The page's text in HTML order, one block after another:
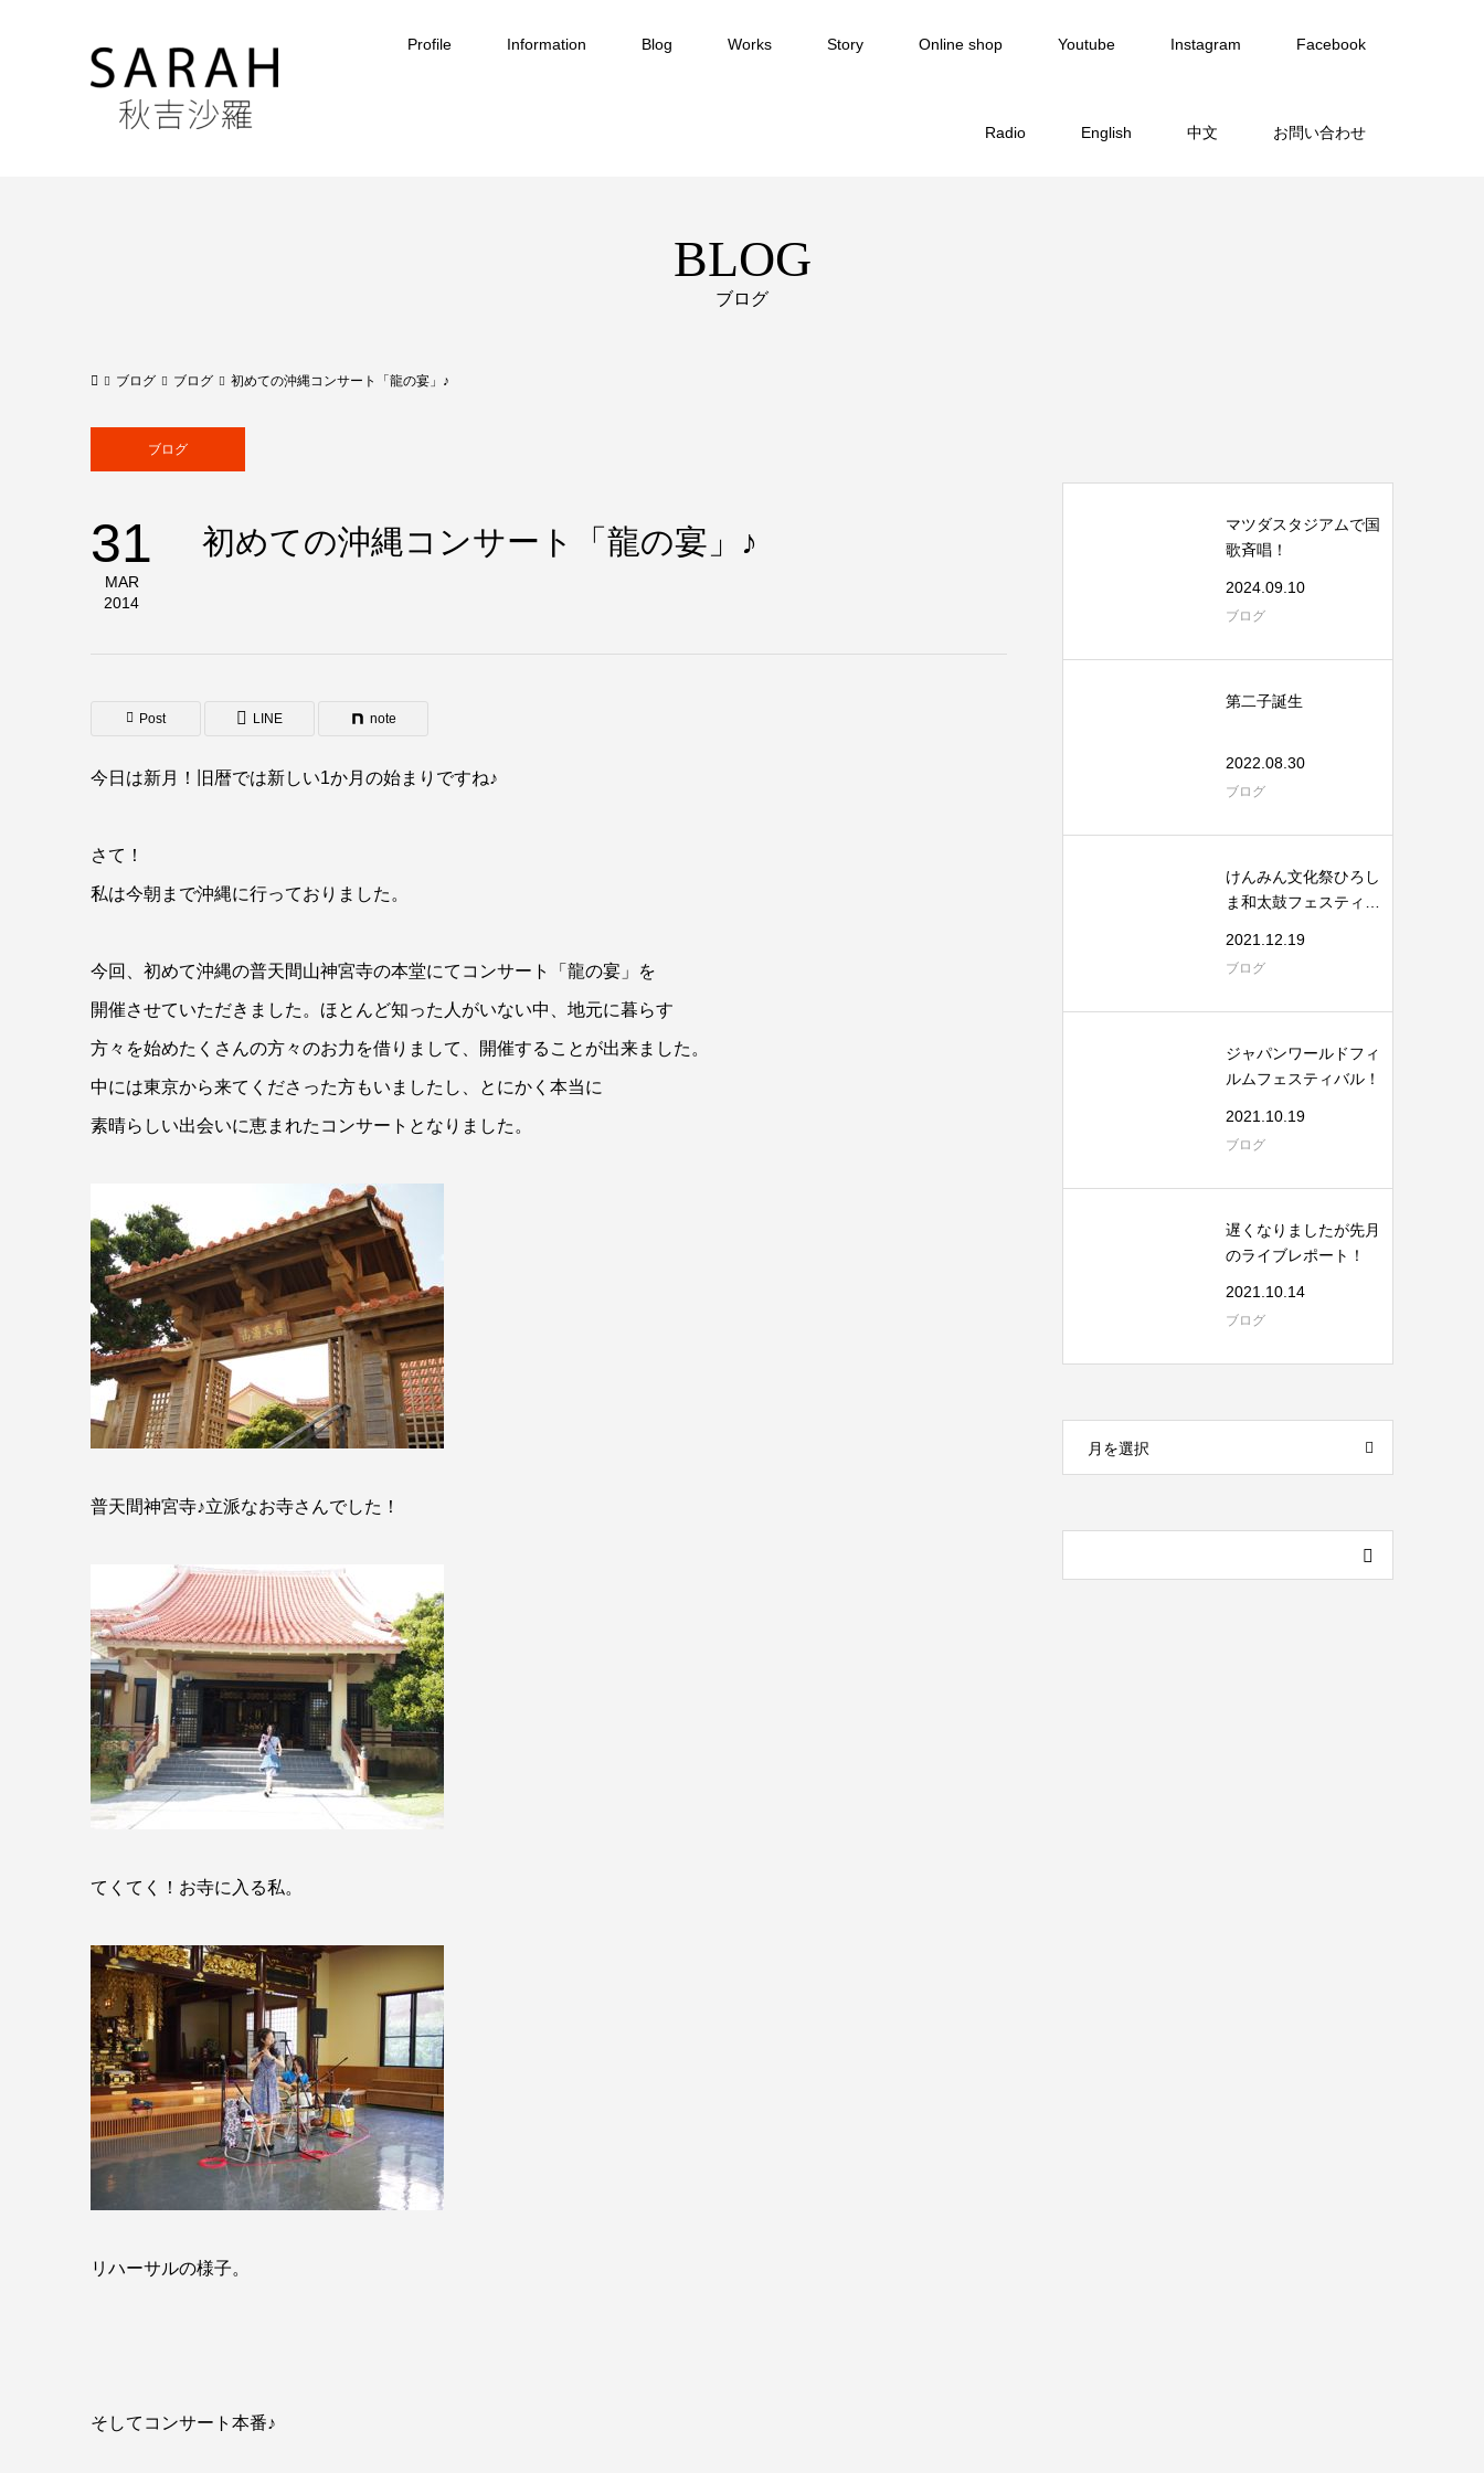
Profile Information Blog Works Story Online shop Youtube Instagram Facebook
Radio English 中文 お問い合わせ
BLOG
ブログ
ブログ ブログ 初めての沖縄コンサート「龍の宴」♪
ブログ
31
MAR
2014
初めての沖縄コンサート「龍の宴」♪
Post LINE note
今日は新月！旧暦では新しい1か月の始まりですね♪
さて！
私は今朝まで沖縄に行っておりました。
今回、初めて沖縄の普天間山神宮寺の本堂にてコンサート「龍の宴」を
開催させていただきました。ほとんど知った人がいない中、地元に暮らす
方々を始めたくさんの方々のお力を借りまして、開催することが出来ました。
中には東京から来てくださった方もいましたし、とにかく本当に
素晴らしい出会いに恵まれたコンサートとなりました。
普天間神宮寺♪立派なお寺さんでした！
てくてく！お寺に入る私。
リハーサルの様子。
そしてコンサート本番♪
マツダスタジアムで国
歌斉唱！
2024.09.10
ブログ
第二子誕生
2022.08.30
ブログ
けんみん文化祭ひろし
ま和太鼓フェスティバ
2021.12.19
ブログ
ジャパンワールドフィ
ルムフェスティバル！
2021.10.19
ブログ
遅くなりましたが先月
のライブレポート！
2021.10.14
ブログ
月を選択